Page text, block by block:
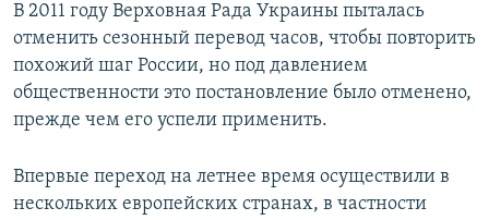
В 2011 году Верховная Рада Украины пыталась
отменить сезонный перевод часов, чтобы повторить
похожий шаг России, но под давлением
общественности это постановление было отменено,
прежде чем его успели применить.
Впервые переход на летнее время осуществили в
нескольких европейских странах, в частности